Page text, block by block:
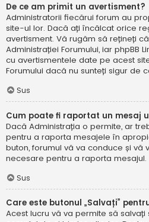
De ce am primit un avertisment?
Administratorii fiecărui forum au
site-ul lor. Dacă ați încălcat orice
avertisment. Vă rugăm să rețineți
Administrației Forumului, iar phpBB
cu avertismentele date pe acest
Forumului dacă nu sunteți sigur de
Sus
Cum poate fi raportat un mesaj
Dacă Administrația o permite, ar
pentru a raporta mesajele în
buton, forumul vă va conduce și vă
necesare pentru a raporta mesajul.
Sus
Care este butonul „Salvați”
Acest lucru vă va permite să